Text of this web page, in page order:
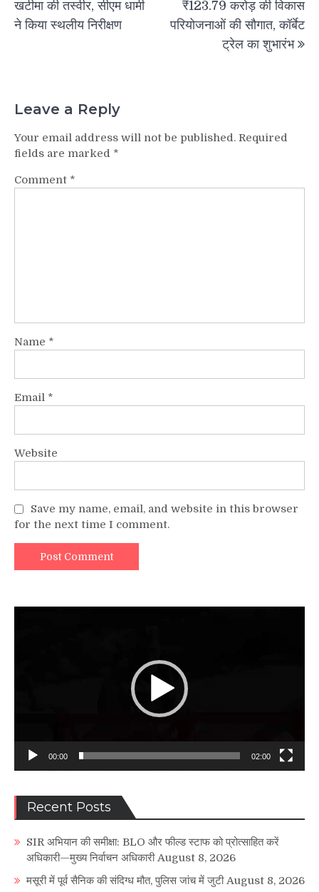
खटीमा की तस्वीर, सीएम धामी
ने किया स्थलीय निरीक्षण
₹123.79 करोड़ की विकास
परियोजनाओं की सौगात, कॉर्बेट
ट्रेल का शुभारंभ
Leave a Reply
Your email address will not be published. Required
fields are marked *
Comment *
Name *
Email *
Website
Save my name, email, and website in this browser
for the next time I comment.
00:00 02:00
Recent Posts
SIR अभियान की समीक्षा: BLO और फील्ड स्टाफ को प्रोत्साहित करें
अधिकारी—मुख्य निर्वाचन अधिकारी August 8, 2026
मसूरी में पूर्व सैनिक की संदिग्ध मौत, पुलिस जांच में जुटी August 8, 2026